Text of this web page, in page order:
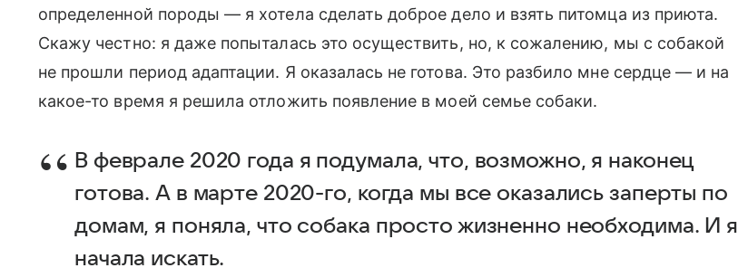
определенной породы — я хотела сделать доброе дело и взять питомца из приюта.
Скажу честно: я даже попыталась это осуществить, но, к сожалению, мы с собакой
не прошли период адаптации. Я оказалась не готова. Это разбило мне сердце — и на
какое-то время я решила отложить появление в моей семье собаки.
В феврале 2020 года я подумала, что, возможно, я наконец
готова. А в марте 2020-го, когда мы все оказались заперты по
домам, я поняла, что собака просто жизненно необходима. И я
начала искать.